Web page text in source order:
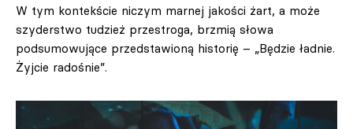
W tym kontekście niczym marnej jakości żart, a może
szyderstwo tudzież przestroga, brzmią słowa
podsumowujące przedstawioną historię – „Będzie ładnie.
Żyjcie radośnie”.